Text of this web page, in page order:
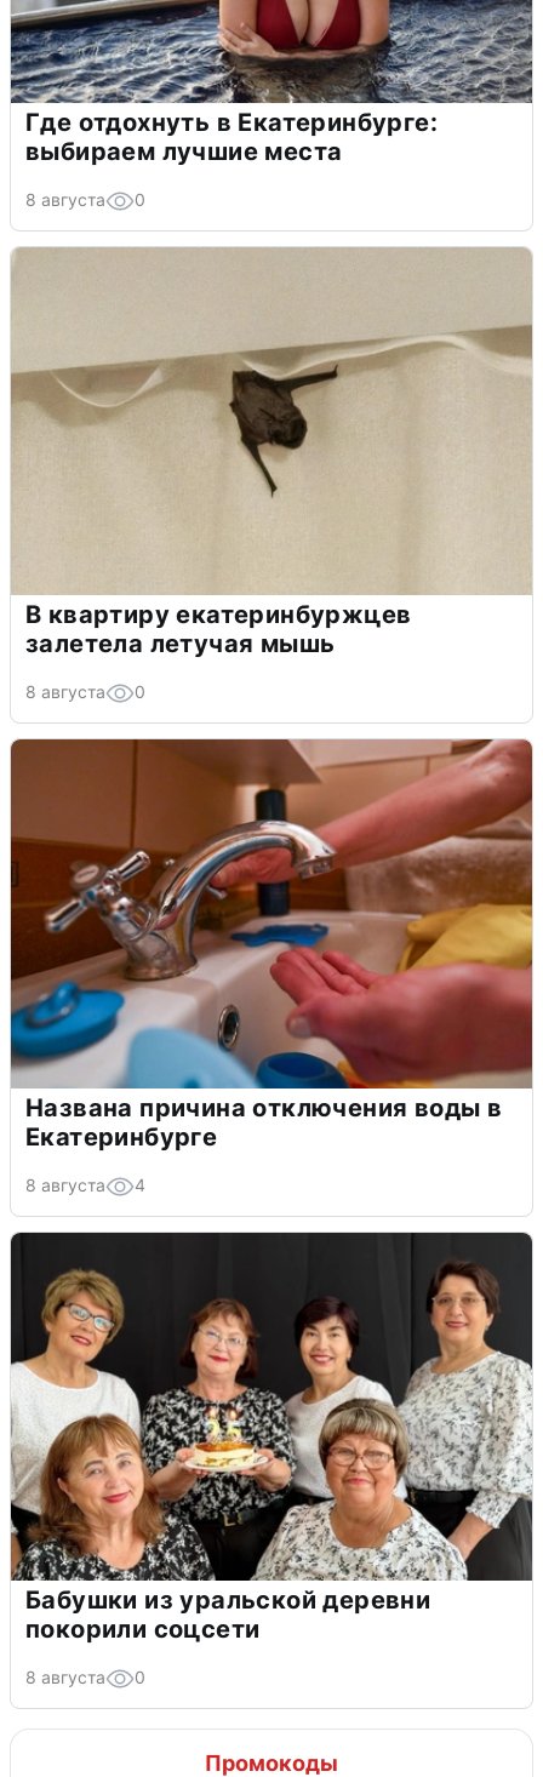
Где отдохнуть в Екатеринбурге:
выбираем лучшие места
8 августа 0
В квартиру екатеринбуржцев
залетела летучая мышь
8 августа 0
Названа причина отключения воды в
Екатеринбурге
8 августа 4
Бабушки из уральской деревни
покорили соцсети
8 августа 0
Промокоды